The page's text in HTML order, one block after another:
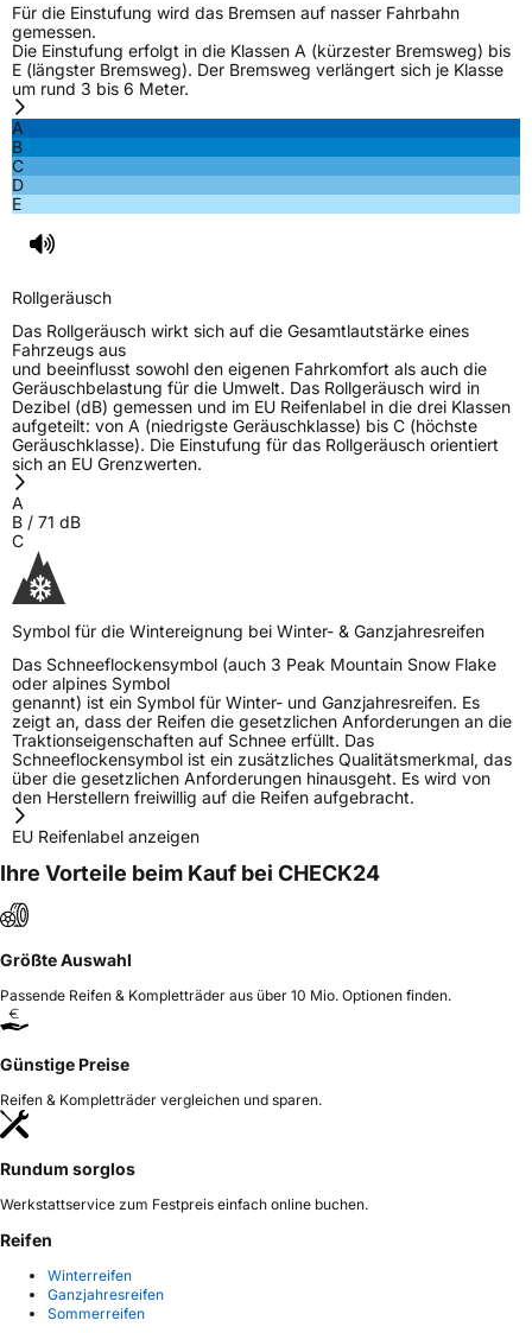
Für die Einstufung wird das Bremsen auf nasser Fahrbahn
gemessen.
Die Einstufung erfolgt in die Klassen A (kürzester Bremsweg) bis
E (längster Bremsweg). Der Bremsweg verlängert sich je Klasse
um rund 3 bis 6 Meter.
A
B
C
D
E
Rollgeräusch
Das Rollgeräusch wirkt sich auf die Gesamtlautstärke eines
Fahrzeugs aus
und beeinflusst sowohl den eigenen Fahrkomfort als auch die
Geräuschbelastung für die Umwelt. Das Rollgeräusch wird in
Dezibel (dB) gemessen und im EU Reifenlabel in die drei Klassen
aufgeteilt: von A (niedrigste Geräuschklasse) bis C (höchste
Geräuschklasse). Die Einstufung für das Rollgeräusch orientiert
sich an EU Grenzwerten.
A
B / 71 dB
C
Symbol für die Wintereignung bei Winter- & Ganzjahresreifen
Das Schneeflockensymbol (auch 3 Peak Mountain Snow Flake
oder alpines Symbol
genannt) ist ein Symbol für Winter- und Ganzjahresreifen. Es
zeigt an, dass der Reifen die gesetzlichen Anforderungen an die
Traktionseigenschaften auf Schnee erfüllt. Das
Schneeflockensymbol ist ein zusätzliches Qualitätsmerkmal, das
über die gesetzlichen Anforderungen hinausgeht. Es wird von
den Herstellern freiwillig auf die Reifen aufgebracht.
EU Reifenlabel anzeigen
Ihre Vorteile beim Kauf bei CHECK24
Größte Auswahl
Passende Reifen & Kompletträder aus über 10 Mio. Optionen finden.
Günstige Preise
Reifen & Kompletträder vergleichen und sparen.
Rundum sorglos
Werkstattservice zum Festpreis einfach online buchen.
Reifen
Winterreifen
Ganzjahresreifen
Sommerreifen